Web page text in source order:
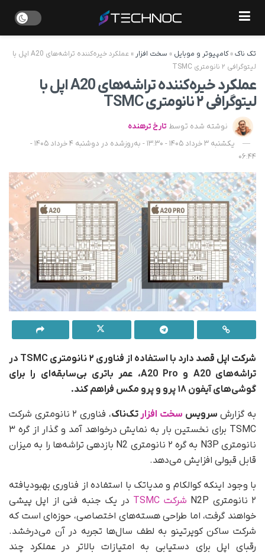
تک ناک»کامپیوتر و موبایل » سخت افزار »
عملکرد خیره‌کننده تراشه‌های A20 اپل با
لیتوگرافی ۲ نانومتری TSMC
عملکرد خیره‌کننده تراشه‌های A20 اپل با
لیتوگرافی ۲ نانومتری TSMC
نوشته شده توسط تارخ ترهنده
یکشنبه 3 خرداد 1405 - 13:30 - به‌روزشده در دوشنبه 4 خرداد 1405 -
06:44
شرکت اپل قصد دارد با استفاده از فناوری ۲ نانومتری TSMC در
تراشه‌های A20 و A20 Pro، عمر باتری بی‌سابقه‌ای را برای
گوشی‌های آیفون ۱۸ پرو و پرو مکس فراهم کند.
به گزارش سرویس سخت افزارتک‌ناک
، فناوری ۲ نانومتری شرکت
TSMC برای نخستین بار به نمایش درخواهد آمد و گذار از گره ۳
نانومتری N3P به گره ۲ نانومتری N2 بازدهی تراشه‌ها را به میزان
قابل قبولی افزایش می‌دهد.
با وجود اینکه کوالکام و مدیاتک با استفاده از فناوری بهبودیافته
۲ نانومتری N2P
شرکت TSMC
در یک جنبه فنی از اپل پیشی
خواهند گرفت، اما طراحی هسته‌های اختصاصی، حوزه‌ای است که
شرکت ساکن کوپرتینو به لطف سال‌ها تجربه در آن می‌درخشد.
رقبای اپل برای دستیابی به امتیازات بالاتر در عملکرد چند